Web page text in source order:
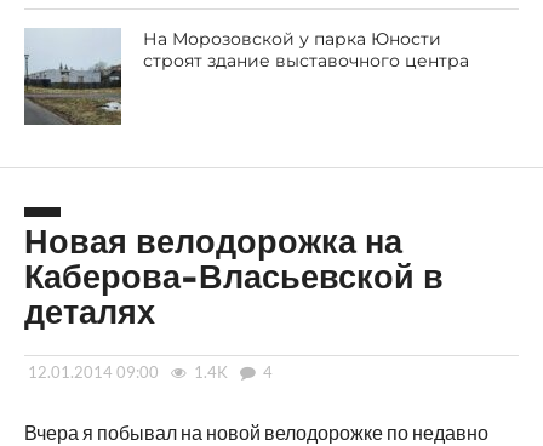
На Морозовской у парка Юности
строят здание выставочного центра
Новая велодорожка на
Каберова-Власьевской в
деталях
12.01.2014 09:00 1.4K 4
Вчера я побывал на новой велодорожке по недавно